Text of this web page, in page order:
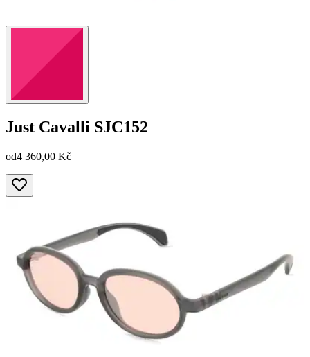
Just Cavalli SJC152
od4 360,00 Kč